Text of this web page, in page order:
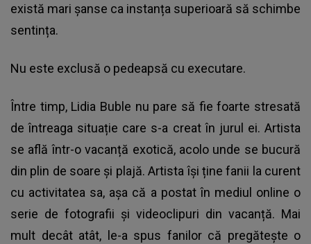
există mari șanse ca instanța superioară să schimbe
sentința.
Nu este exclusă o pedeapsă cu executare.
Între timp, Lidia Buble nu pare să fie foarte stresată
de întreaga situație care s-a creat în jurul ei. Artista
se află într-o vacanță exotică, acolo unde se bucură
din plin de soare și plajă. Artista își ține fanii la curent
cu activitatea sa, așa că a postat în mediul online o
serie de fotografii și videoclipuri din vacanță. Mai
mult decât atât, le-a spus fanilor că pregătește o